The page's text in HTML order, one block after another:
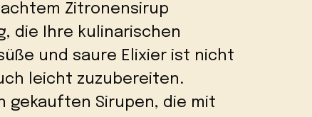
Zitronensirup
die Ihre kulinarischen
und saure Elixier ist nicht
leicht zuzubereiten.
gekauften Sirupen, die mit